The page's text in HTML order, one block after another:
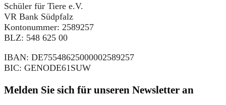
Schüler für Tiere e.V.
VR Bank Südpfalz
Kontonummer: 2589257
BLZ: 548 625 00
IBAN: DE75548625000002589257
BIC: GENODE61SUW
Melden Sie sich für unseren Newsletter an